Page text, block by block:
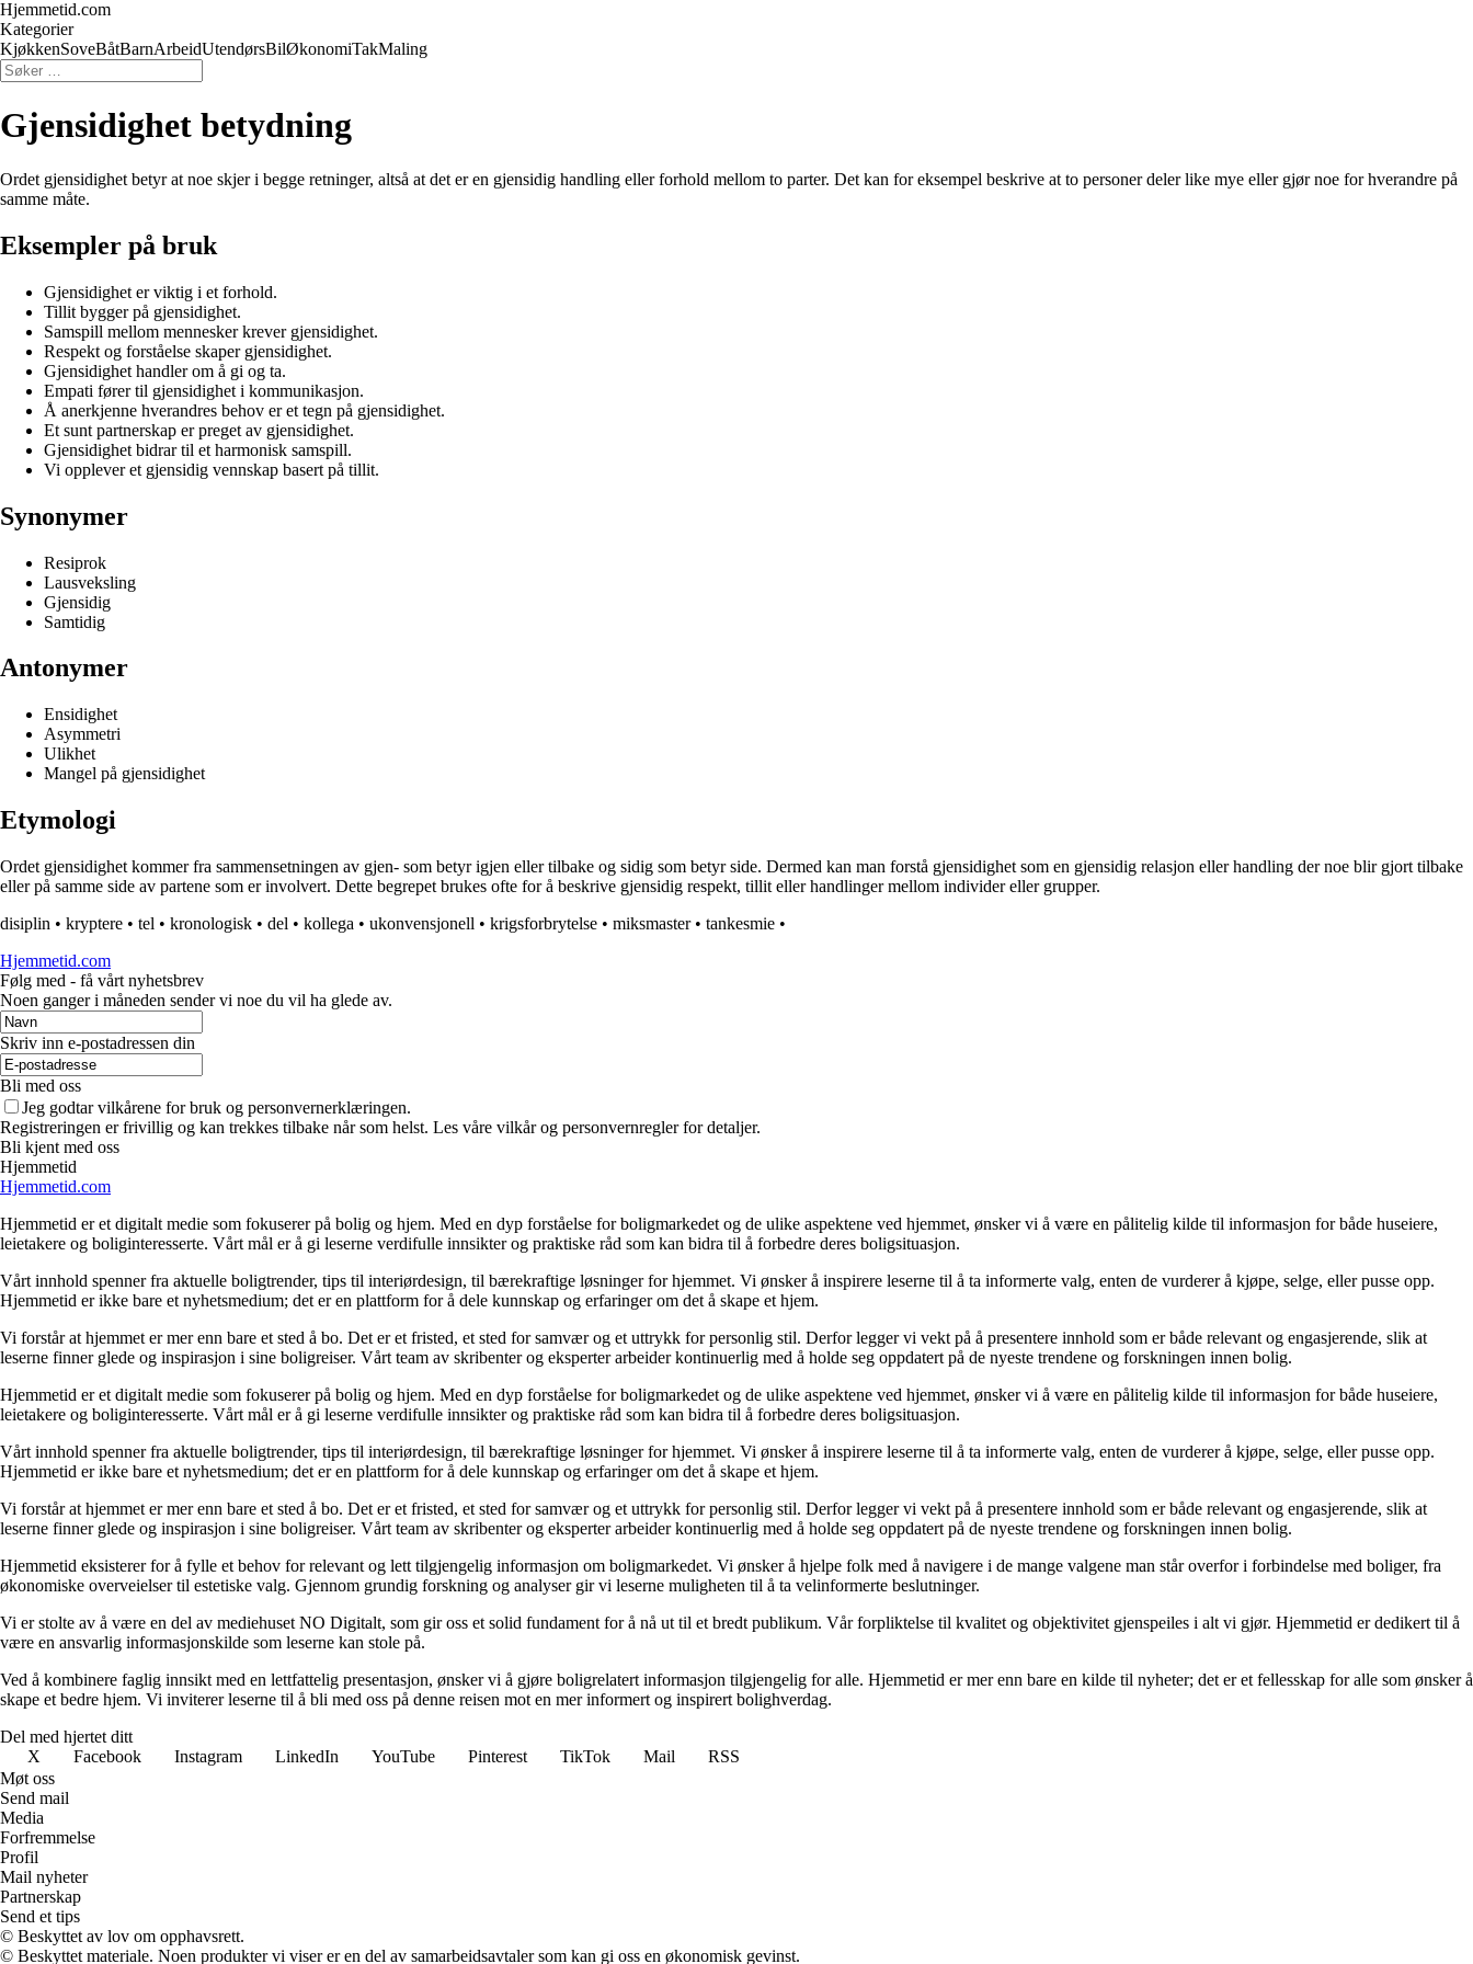
Hjemmetid.com
Kategorier
KjøkkenSoveBåtBarnArbeidUtendørsBilØkonomiTakMaling
Gjensidighet betydning
Ordet gjensidighet betyr at noe skjer i begge retninger, altså at det er en gjensidig handling eller forhold mellom to parter. Det kan for eksempel beskrive at to personer deler like mye eller gjør noe for hverandre på
samme måte.
Eksempler på bruk
Gjensidighet er viktig i et forhold.
Tillit bygger på gjensidighet.
Samspill mellom mennesker krever gjensidighet.
Respekt og forståelse skaper gjensidighet.
Gjensidighet handler om å gi og ta.
Empati fører til gjensidighet i kommunikasjon.
Å anerkjenne hverandres behov er et tegn på gjensidighet.
Et sunt partnerskap er preget av gjensidighet.
Gjensidighet bidrar til et harmonisk samspill.
Vi opplever et gjensidig vennskap basert på tillit.
Synonymer
Resiprok
Lausveksling
Gjensidig
Samtidig
Antonymer
Ensidighet
Asymmetri
Ulikhet
Mangel på gjensidighet
Etymologi
Ordet gjensidighet kommer fra sammensetningen av gjen- som betyr igjen eller tilbake og sidig som betyr side. Dermed kan man forstå gjensidighet som en gjensidig relasjon eller handling der noe blir gjort tilbake
eller på samme side av partene som er involvert. Dette begrepet brukes ofte for å beskrive gjensidig respekt, tillit eller handlinger mellom individer eller grupper.
disiplin • kryptere • tel • kronologisk • del • kollega • ukonvensjonell • krigsforbrytelse • miksmaster• tankesmie •
Hjemmetid.com
Følg med - få vårt nyhetsbrev
Noen ganger i måneden sender vi noe du vil ha glede av.
Skriv inn e-postadressen din
Bli med oss
Jeg godtar vilkårene for bruk og personvernerklæringen.
Registreringen er frivillig og kan trekkes tilbake når som helst. Les våre vilkår og personvernregler for detaljer.
Bli kjent med oss
Hjemmetid
Hjemmetid.com
Hjemmetid er et digitalt medie som fokuserer på bolig og hjem. Med en dyp forståelse for boligmarkedet og de ulike aspektene ved hjemmet, ønsker vi å være en pålitelig kilde til informasjon for både huseiere,
leietakere og boliginteresserte. Vårt mål er å gi leserne verdifulle innsikter og praktiske råd som kan bidra til å forbedre deres boligsituasjon.
Vårt innhold spenner fra aktuelle boligtrender, tips til interiørdesign, til bærekraftige løsninger for hjemmet. Vi ønsker å inspirere leserne til å ta informerte valg, enten de vurderer å kjøpe, selge, eller pusse opp.
Hjemmetid er ikke bare et nyhetsmedium; det er en plattform for å dele kunnskap og erfaringer om det å skape et hjem.
Vi forstår at hjemmet er mer enn bare et sted å bo. Det er et fristed, et sted for samvær og et uttrykk for personlig stil. Derfor legger vi vekt på å presentere innhold som er både relevant og engasjerende, slik at
leserne finner glede og inspirasjon i sine boligreiser. Vårt team av skribenter og eksperter arbeider kontinuerlig med å holde seg oppdatert på de nyeste trendene og forskningen innen bolig.
Hjemmetid er et digitalt medie som fokuserer på bolig og hjem. Med en dyp forståelse for boligmarkedet og de ulike aspektene ved hjemmet, ønsker vi å være en pålitelig kilde til informasjon for både huseiere,
leietakere og boliginteresserte. Vårt mål er å gi leserne verdifulle innsikter og praktiske råd som kan bidra til å forbedre deres boligsituasjon.
Vårt innhold spenner fra aktuelle boligtrender, tips til interiørdesign, til bærekraftige løsninger for hjemmet. Vi ønsker å inspirere leserne til å ta informerte valg, enten de vurderer å kjøpe, selge, eller pusse opp.
Hjemmetid er ikke bare et nyhetsmedium; det er en plattform for å dele kunnskap og erfaringer om det å skape et hjem.
Vi forstår at hjemmet er mer enn bare et sted å bo. Det er et fristed, et sted for samvær og et uttrykk for personlig stil. Derfor legger vi vekt på å presentere innhold som er både relevant og engasjerende, slik at
leserne finner glede og inspirasjon i sine boligreiser. Vårt team av skribenter og eksperter arbeider kontinuerlig med å holde seg oppdatert på de nyeste trendene og forskningen innen bolig.
Hjemmetid eksisterer for å fylle et behov for relevant og lett tilgjengelig informasjon om boligmarkedet. Vi ønsker å hjelpe folk med å navigere i de mange valgene man står overfor i forbindelse med boliger, fra
økonomiske overveielser til estetiske valg. Gjennom grundig forskning og analyser gir vi leserne muligheten til å ta velinformerte beslutninger.
Vi er stolte av å være en del av mediehuset NO Digitalt, som gir oss et solid fundament for å nå ut til et bredt publikum. Vår forpliktelse til kvalitet og objektivitet gjenspeiles i alt vi gjør. Hjemmetid er dedikert til å
være en ansvarlig informasjonskilde som leserne kan stole på.
Ved å kombinere faglig innsikt med en lettfattelig presentasjon, ønsker vi å gjøre boligrelatert informasjon tilgjengelig for alle. Hjemmetid er mer enn bare en kilde til nyheter; det er et fellesskap for alle som ønsker å
skape et bedre hjem. Vi inviterer leserne til å bli med oss på denne reisen mot en mer informert og inspirert bolighverdag.
Del med hjertet ditt
X
Facebook Instagram LinkedIn YouTube Pinterest TikTok Mail
RSS
Møt oss
Send mail
Media
Forfremmelse
Profil
Mail nyheter
Partnerskap
Send et tips
© Beskyttet av lov om opphavsrett.
© Beskyttet materiale. Noen produkter vi viser er en del av samarbeidsavtaler som kan gi oss en økonomisk gevinst.